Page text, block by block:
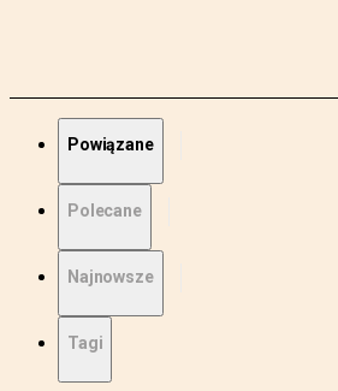
Powiązane
Polecane
Najnowsze
Tagi